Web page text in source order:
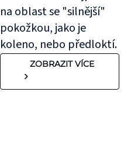
na oblast se "silnější"
pokožkou, jako je
koleno, nebo předloktí.
ZOBRAZIT VÍCE